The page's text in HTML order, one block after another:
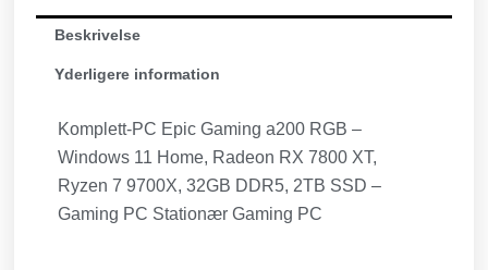
Beskrivelse
Yderligere information
Komplett-PC Epic Gaming a200 RGB –
Windows 11 Home, Radeon RX 7800 XT,
Ryzen 7 9700X, 32GB DDR5, 2TB SSD –
Gaming PC Stationær Gaming PC